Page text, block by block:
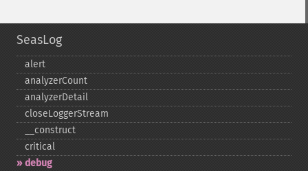
SeasLog
alert
analyzerCount
analyzerDetail
closeLoggerStream
_​_​construct
critical
debug